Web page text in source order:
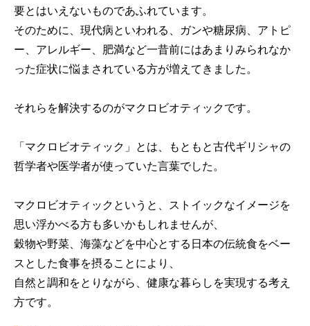
要とはいえないものであふれています。
そのために、現代病といわれる、ガンや糖尿病、アトピ
ー、アレルギー、肥満など一昔前にはあまりみられなか
った症状に悩まされている方が増えてきました。
それらを解決するのがマクロビオティックです。
「マクロビオティック」とは、もともと古代ギリシャの
哲学者や医学者が使っていた言葉でした。
マクロビオティックというと、ストイックなイメージを
思い浮かべる方も多いかもしれませんが、
穀物や野菜、海藻などを中心とする日本の伝統食をベー
スとした食事を摂ることにより、
自然と調和をとりながら、健康な暮らしを実現する考え
方です。